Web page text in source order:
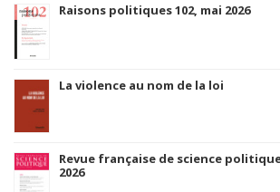
Raisons politiques 102, mai 2026
La violence au nom de la loi
Revue française de science
2026